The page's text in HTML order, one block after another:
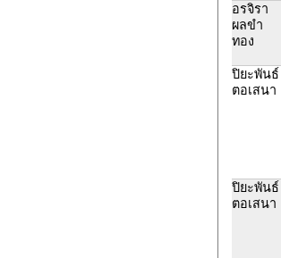
อรจิรา
ผลขำ
ทอง
ปิยะพันธ์
ตอเสนา
ปิยะพันธ์
ตอเสนา